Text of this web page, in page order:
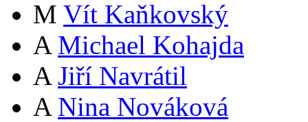
M Vít Kaňkovský
A Michael Kohajda
A Jiří Navrátil
A Nina Nováková